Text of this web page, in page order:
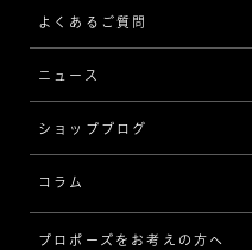
ストレート
ウェーブ
V字
[セッテイングから選ぶ]
ソリテール
ブレスレット
MESSAGE IN DIAMOND
品質保証
ブライダルアイテム
よくあるご質問
ニュース
ショップブログ
コラム
インタビュー
プロポーズをお考えの方へ